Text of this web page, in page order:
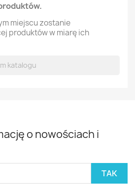
miejscu zostanie
produktów w miarę ich
o nowościach i